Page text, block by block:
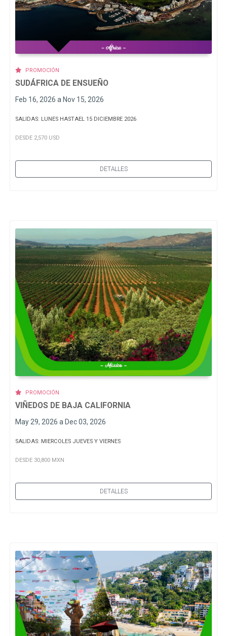
PROMOCIÓN
SUDÁFRICA DE ENSUEÑO
Feb 16, 2026 a Nov 15, 2026
SALIDAS: LUNES HASTAEL 15 DICIEMBRE 2026
DESDE 2,570 USD
DETALLES
PROMOCIÓN
VIÑEDOS DE BAJA CALIFORNIA
May 29, 2026 a Dec 03, 2026
SALIDAS: MIERCOLES JUEVES Y VIERNES
DESDE 30,800 MXN
DETALLES